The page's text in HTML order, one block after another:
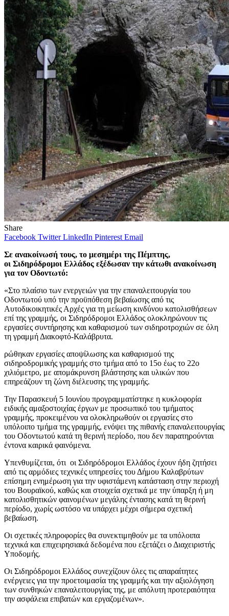
Share
Facebook Twitter LinkedIn Pinterest Email
Σε ανακοίνωσή τους, το μεσημέρι της Πέμπτης,
οι Σιδηρόδρομοι Ελλάδος εξέδωσαν την κάτωθι ανακοίνωση
για τον Οδοντωτό:
«Στο πλαίσιο των ενεργειών για την επαναλειτουργία του
Οδοντωτού υπό την προϋπόθεση βεβαίωσης από τις
Αυτοδικοικητικές Αρχές για τη μείωση κινδύνου κατολισθήσεων
επί της γραμμής, οι Σιδηρόδρομοι Ελλάδος ολοκληρώνουν τις
εργασίες συντήρησης και καθαρισμού των σιδηροτροχιών σε όλη
τη γραμμή Διακοφτό-Καλάβρυτα.
ρώθηκαν εργασίες αποψίλωσης και καθαρισμού της
σιδηροδρομικής γραμμής στο τμήμα από το 15ο έως το 22ο
χιλιόμετρο, με απομάκρυνση βλάστησης και υλικών που
επηρεάζουν τη ζώνη διέλευσης της γραμμής.
Την Παρασκευή 5 Ιουνίου προγραμματίστηκε η κυκλοφορία
ειδικής αμαξοστοιχίας έργων με προσωπικό του τμήματος
γραμμής, προκειμένου να ολοκληρωθούν οι εργασίες στο
υπόλοιπο τμήμα της γραμμής, ενόψει της πιθανής επαναλειτουργίας
του Οδοντωτού κατά τη θερινή περίοδο, που δεν παρατηρούνται
έντονα καιρικά φαινόμενα.
Υπενθυμίζεται, ότι οι Σιδηρόδρομοι Ελλάδος έχουν ήδη ζητήσει
από τις αρμόδιες τεχνικές υπηρεσίες του Δήμου Καλαβρύτων
επίσημη ενημέρωση για την υφιστάμενη κατάσταση στην περιοχή
του Βουραϊκού, καθώς και στοιχεία σχετικά με την ύπαρξη ή μη
κατολισθητικών φαινομένων μεγάλης έντασης κατά τη θερινή
περίοδο, χωρίς ωστόσο να υπάρχει μέχρι σήμερα σχετική
βεβαίωση.
Οι σχετικές πληροφορίες θα συνεκτιμηθούν με τα υπόλοιπα
τεχνικά και επιχειρησιακά δεδομένα που εξετάζει ο Διαχειριστής
Υποδομής.
Οι Σιδηρόδρομοι Ελλάδος συνεχίζουν όλες τις απαραίτητες
ενέργειες για την προετοιμασία της γραμμής και την αξιολόγηση
των συνθηκών επαναλειτουργίας της, με απόλυτη προτεραιότητα
την ασφάλεια επιβατών και εργαζομένων».